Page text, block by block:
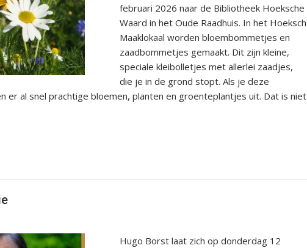
februari 2026 naar de Bibliotheek Hoeksche
Waard in het Oude Raadhuis. In het Hoeksch
Maaklokaal worden bloembommetjes en
zaadbommetjes gemaakt. Dit zijn kleine,
speciale kleibolletjes met allerlei zaadjes,
die je in de grond stopt. Als je deze
al snel prachtige bloemen, planten en groenteplantjes uit. Dat is niet
Hugo Borst laat zich op donderdag 12